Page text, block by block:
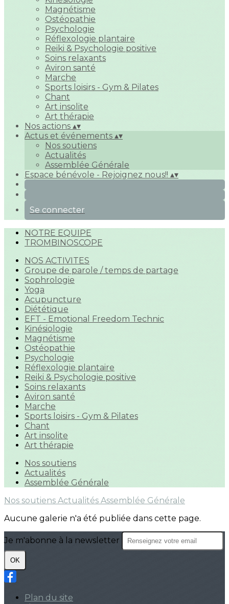
Magnétisme
Ostéopathie
Psychologie
Réflexologie plantaire
Reiki & Psychologie positive
Soins relaxants
Aviron santé
Marche
Sports loisirs - Gym & Pilates
Chant
Art insolite
Art thérapie
Nos actions ▴▾
Actus et événements ▴▾
Nos soutiens
Actualités
Assemblée Générale
Espace bénévole - Rejoignez nous!! ▴▾
Se connecter
NOTRE EQUIPE
TROMBINOSCOPE
NOS ACTIVITES
Groupe de parole / temps de partage
Sophrologie
Yoga
Acupuncture
Diététique
EFT - Emotional Freedom Technic
Kinésiologie
Magnétisme
Ostéopathie
Psychologie
Réflexologie plantaire
Reiki & Psychologie positive
Soins relaxants
Aviron santé
Marche
Sports loisirs - Gym & Pilates
Chant
Art insolite
Art thérapie
Nos soutiens
Actualités
Assemblée Générale
Nos soutiens Actualités Assemblée Générale
Aucune galerie n'a été publiée dans cette page.
Je m'abonne à la newsletter
OK
Plan du site